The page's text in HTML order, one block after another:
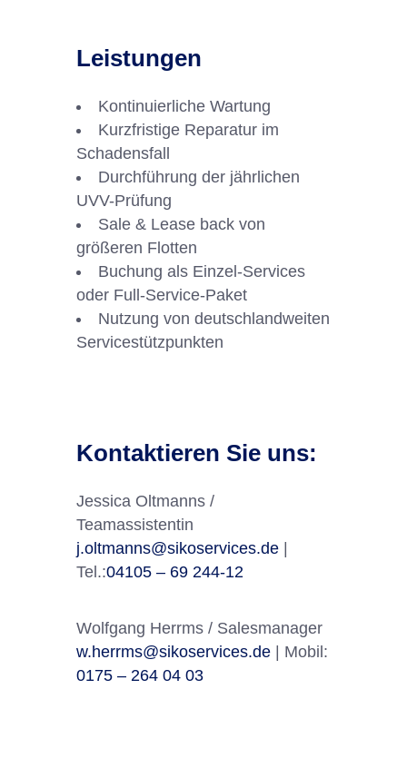
Leistungen
Kontinuierliche Wartung
Kurzfristige Reparatur im
Schadensfall
Durchführung der jährlichen
UVV-Prüfung
Sale & Lease back von
größeren Flotten
Buchung als Einzel-Services
oder Full-Service-Paket
Nutzung von deutschlandweiten
Servicestützpunkten
Kontaktieren Sie uns:
Jessica Oltmanns /
Teamassistentin
j.oltmanns@sikoservices.de
Tel.:04105 – 69 244-12
Wolfgang Herrms / Salesmanager
w.herrms@sikoservices.de | Mobil:
0175 – 264 04 03